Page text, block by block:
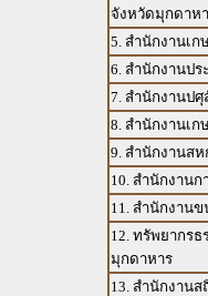
จังหวัดมุกดาห
5. สำนักงานเ
6. สำนักงานป
7. สำนักงานป
8. สำนักงานเ
9. สำนักงานส
10. สำนักงาน
11. สำนักงาน
12. ทรัพยากร
มุกดาหาร
13. สำนักงาน